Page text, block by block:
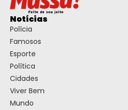
Notícias
Polícia
Famosos
Esporte
Política
Cidades
Viver Bem
Mundo